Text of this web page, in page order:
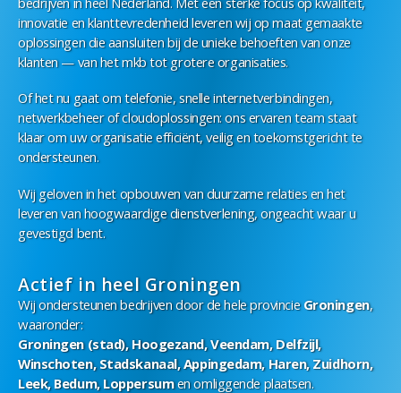
innovatie en klanttevredenheid leveren wij op maat gemaakte
oplossingen die aansluiten bij de unieke behoeften van onze
klanten — van het mkb tot grotere organisaties.
Of het nu gaat om telefonie, snelle internetverbindingen,
netwerkbeheer of cloudoplossingen: ons ervaren team staat
klaar om uw organisatie efficiënt, veilig en toekomstgericht te
ondersteunen.
Wij geloven in het opbouwen van duurzame relaties en het
leveren van hoogwaardige dienstverlening, ongeacht waar u
gevestigd bent.
Actief in heel Groningen
Wij ondersteunen bedrijven door de hele provincieGroningen,
waaronder:
Groningen (stad), Hoogezand, Veendam, Delfzijl,
Winschoten, Stadskanaal, Appingedam, Haren, Zuidhorn,
Leek, Bedum, Loppersumen omliggende plaatsen.